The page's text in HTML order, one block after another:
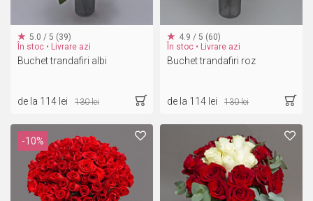
5.0 / 5 (39)
În stoc • Livrare azi
Buchet trandafiri albi
de la 114 lei 130 lei
4.9 / 5 (60)
În stoc • Livrare azi
Buchet trandafiri roz
de la 114 lei 130 lei
-10%